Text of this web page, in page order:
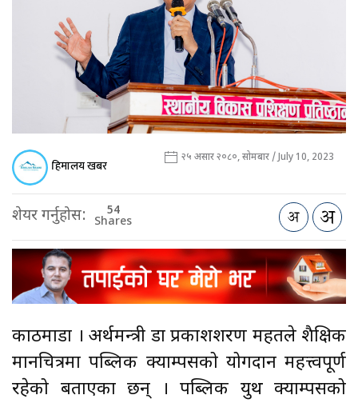
हिमालय खबर २५ असार २०८०, सोमबार / July 10, 2023
शेयर गर्नुहोस: 54
Shares
काठमाडौँ । अर्थमन्त्री डा प्रकाशशरण महतले शैक्षिक
मानचित्रमा पब्लिक क्याम्पसको योगदान महत्त्वपूर्ण
रहेको बताएका छन् । पब्लिक युथ क्याम्पसको